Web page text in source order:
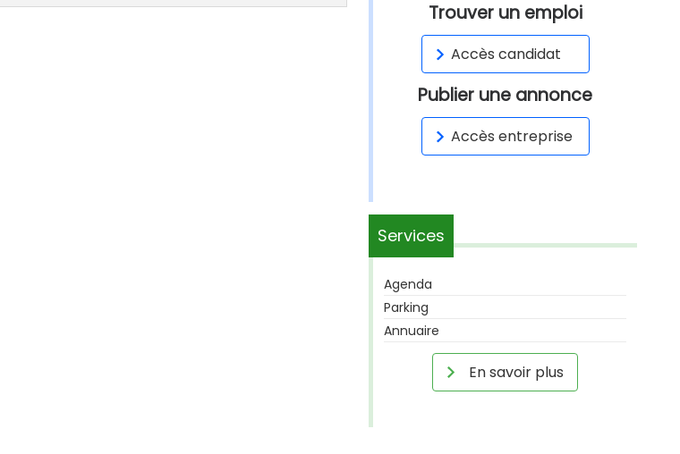
Trouver un emploi
Accès candidat
Publier une annonce
Accès entreprise
Services
Agenda
Parking
Annuaire
En savoir plus